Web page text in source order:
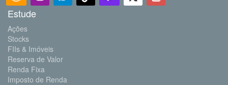
Estude
Ações
Stocks
FIIs & Imóveis
Reserva de Valor
Renda Fixa
Imposto de Renda